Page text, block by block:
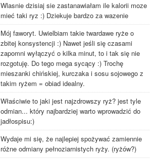
Wlasnie dzisiaj sie zastanawiałam ile kalorii moze
mieć taki ryz :) Dziekuje bardzo za wazenie
Mój faworyt. Uwielbiam takie twardawe ryże o
zbitej konsystencji :) Nawet jeśli się czasami
zapomni wyłączyć o kilka minut, to i tak się nie
rozgotuję. Do tego mega sycący :) Trochę
mieszanki chińskiej, kurczaka i sosu sojowego z
takim ryżem = obiad idealny.
Właściwie to jaki jest najzdrowszy ryż? jest tyle
odmian... który najbardziej warto wprowadzić do
jadłospisu:)
Wydaje mi się, że najlepiej spożywać zamiennie
różne odmiany pełnoziarnistych ryży. (ryżów?)